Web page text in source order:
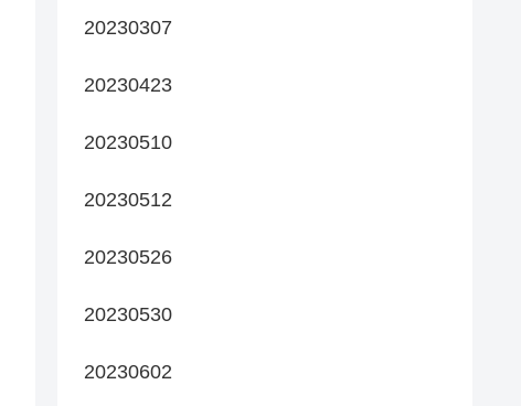
20230307
20230423
20230510
20230512
20230526
20230530
20230602